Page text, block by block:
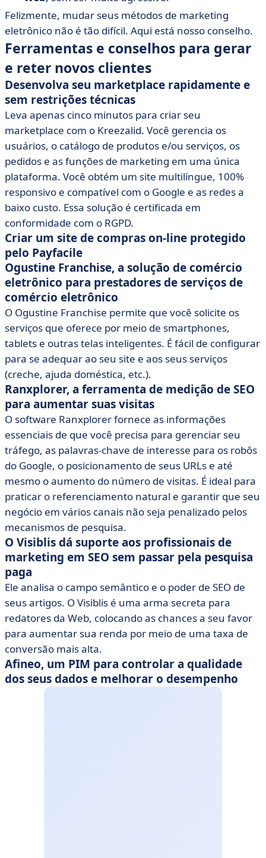
Felizmente, mudar seus métodos de marketing
eletrônico não é tão difícil. Aqui está nosso conselho.
Ferramentas e conselhos para gerar
e reter novos clientes
Desenvolva seu marketplace rapidamente e
sem restrições técnicas
Leva apenas cinco minutos para criar seu
marketplace com o Kreezalid. Você gerencia os
usuários, o catálogo de produtos e/ou serviços, os
pedidos e as funções de marketing em uma única
plataforma. Você obtém um site multilíngue, 100%
responsivo e compatível com o Google e as redes a
baixo custo. Essa solução é certificada em
conformidade com o RGPD.
Criar um site de compras on-line protegido
pelo Payfacile
Ogustine Franchise, a solução de comércio
eletrônico para prestadores de serviços de
comércio eletrônico
O Ogustine Franchise permite que você solicite os
serviços que oferece por meio de smartphones,
tablets e outras telas inteligentes. É fácil de configurar
para se adequar ao seu site e aos seus serviços
(creche, ajuda doméstica, etc.).
Ranxplorer, a ferramenta de medição de SEO
para aumentar suas visitas
O software Ranxplorer fornece as informações
essenciais de que você precisa para gerenciar seu
tráfego, as palavras-chave de interesse para os robôs
do Google, o posicionamento de seus URLs e até
mesmo o aumento do número de visitas. É ideal para
praticar o referenciamento natural e garantir que seu
negócio em vários canais não seja penalizado pelos
mecanismos de pesquisa.
O Visiblis dá suporte aos profissionais de
marketing em SEO sem passar pela pesquisa
paga
Ele analisa o campo semântico e o poder de SEO de
seus artigos. O Visiblis é uma arma secreta para
redatores da Web, colocando as chances a seu favor
para aumentar sua renda por meio de uma taxa de
conversão mais alta.
Afineo, um PIM para controlar a qualidade
dos seus dados e melhorar o desempenho